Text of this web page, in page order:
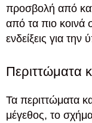
προσβολή από
από τα πιο κοινά
ενδείξεις για
Περιττώματα
Τα περιττώματα
μέγεθος, το